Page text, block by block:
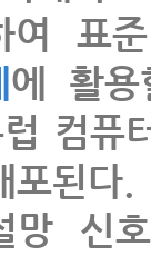
여 표
에 활
컴퓨
포된
망 신